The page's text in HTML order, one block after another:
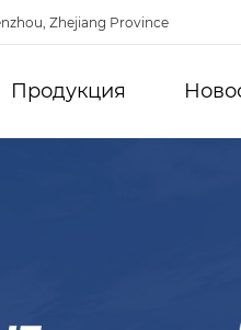
Zhejiang Province
Продукция